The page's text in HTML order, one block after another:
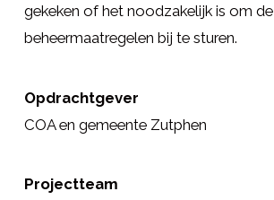
gekeken of het noodzakelijk is om de
beheermaatregelen bij te sturen.
Opdrachtgever
COA en gemeente Zutphen
Projectteam